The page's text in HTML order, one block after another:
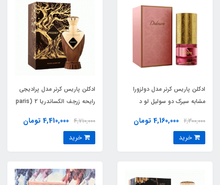
ادکلن پاریس کرنر مدل دولزورا
مشابه سیرک دو سولیل لو د
Soleil L’eau de Parfum
2,300,000 4,160,000 تومان
ادکلن پاریس کرنر مدل پرادیجی
رایحه زرجف الکساندریا 2 (paris
Alexandria II
4,710,000 4,410,000 تومان